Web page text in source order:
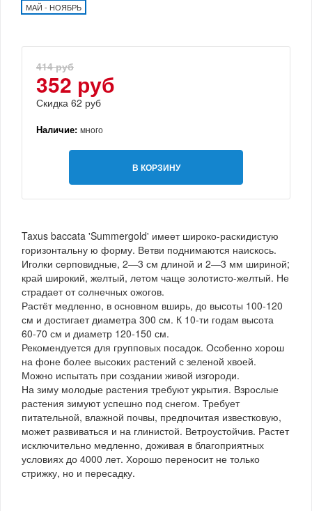
МАЙ - НОЯБРЬ
414 руб
352 руб
Скидка 62 руб
Наличие: много
В КОРЗИНУ
Taxus baccata 'Summergold' имеет широко-раскидистую
горизонтальну ю форму. Ветви поднимаются наискось.
Иголки серповидные, 2—3 см длиной и 2—3 мм шириной;
край широкий, желтый, летом чаще золотисто-желтый. Не
страдает от солнечных ожогов.
Растёт медленно, в основном вширь, до высоты 100-120
см и достигает диаметра 300 см. К 10-ти годам высота
60-70 см и диаметр 120-150 см.
Рекомендуется для групповых посадок. Особенно хорош
на фоне более высоких растений с зеленой хвоей.
Можно испытать при создании живой изгороди.
На зиму молодые растения требуют укрытия. Взрослые
растения зимуют успешно под снегом. Требует
питательной, влажной почвы, предпочитая известковую,
может развиваться и на глинистой. Ветроустойчив. Растет
исключительно медленно, доживая в благоприятных
условиях до 4000 лет. Хорошо переносит не только
стрижку, но и пересадку.